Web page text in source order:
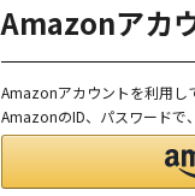
Amazonアカ
Amazonアカウントを利用し
AmazonのID、パスワードで